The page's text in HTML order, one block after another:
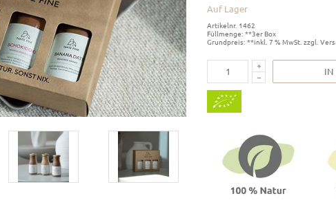
Auf Lager
Artikelnr. 1462
Füllmenge: **3er Box
Grundpreis: **inkl. 7 % MwSt. zzgl.
IN